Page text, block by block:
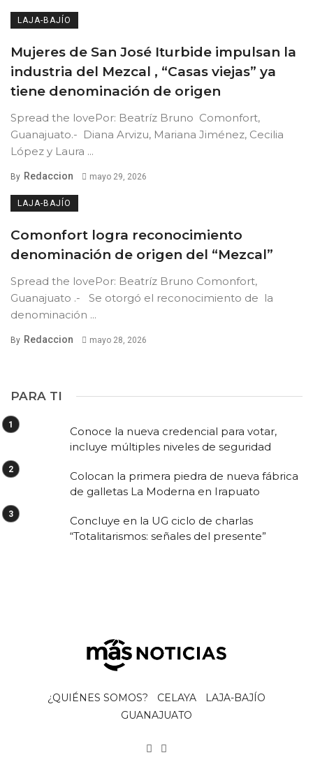
LAJA-BAJÍO
Mujeres de San José Iturbide impulsan la
industria del Mezcal , “Casas viejas” ya
tiene denominación de origen
Spread the lovePor: Beatríz Bruno Comonfort,
Guanajuato.- Diana Arvizu, Mariana Jiménez, Cecilia
López y Laura ...
By Redaccion mayo 29, 2026
LAJA-BAJÍO
Comonfort logra reconocimiento
denominación de origen del “Mezcal”
Spread the lovePor: Beatríz Bruno Comonfort,
Guanajuato .- Se otorgó el reconocimiento de la
denominación ...
By Redaccion mayo 28, 2026
PARA TI
Conoce la nueva credencial para votar,
incluye múltiples niveles de seguridad
Colocan la primera piedra de nueva fábrica
de galletas La Moderna en Irapuato
Concluye en la UG ciclo de charlas
“Totalitarismos: señales del presente”
¿QUIÉNES SOMOS? CELAYA
LAJA-BAJÍO
GUANAJUATO